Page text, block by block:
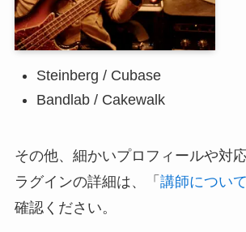
Steinberg / Cubase
Bandlab / Cakewalk
その他、細かいプロフィールや対
ラグインの詳細は、「 講師について
確認ください。